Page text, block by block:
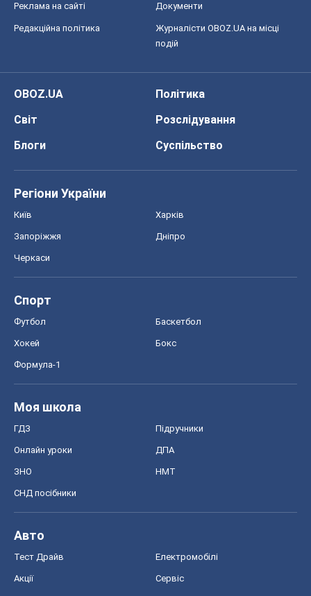
Реклама на сайті Документи
Редакційна політика
Журналісти OBOZ.UA на місці
подій
OBOZ.UA
Політика
Світ
Розслідування
Блоги
Суспільство
Регіони України
Київ Харків
Запоріжжя Дніпро
Черкаси
Спорт
Футбол Баскетбол
Хокей Бокс
Формула-1
Моя школа
ГДЗ Підручники
Онлайн уроки ДПА
ЗНО НМТ
СНД посібники
Авто
Тест Драйв Електромобілі
Акції Сервіс